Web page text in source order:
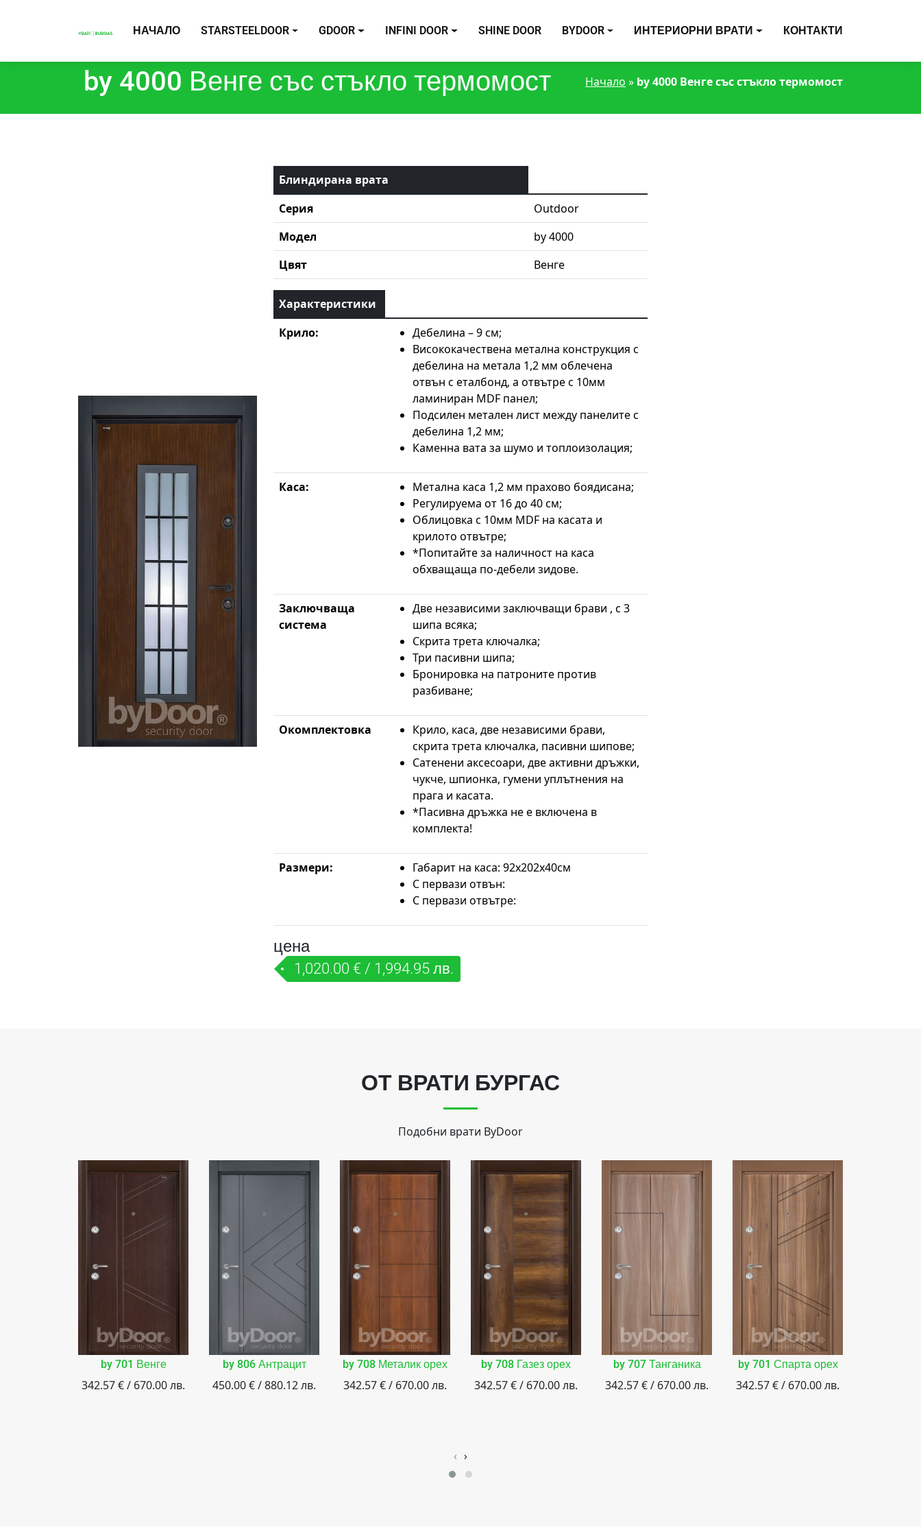
НАЧАЛО STARSTEELDOOR GDOOR INFINI DOOR SHINE DOOR BYDOOR ИНТЕРИОРНИ ВРАТИ КОНТАКТИ
by 4000 Венге със стъкло термомост Начало » by 4000 Венге със стъкло термомост
Блиндирана врата
Серия
Outdoor
Модел
by 4000
Цвят
Венге
Характеристики
Крило:
Дебелина – 9 см;
Висококачествена метална конструкция с
дебелина на метала 1,2 мм облечена
отвън с еталбонд, а отвътре с 10мм
ламиниран MDF панел;
Подсилен метален лист между панелите с
дебелина 1,2 мм;
Каменна вата за шумо и топлоизолация;
Каса:
Метална каса 1,2 мм прахово боядисана;
Регулируема от 16 до 40 см;
Облицовка с 10мм MDF на касата и
крилото отвътре;
*Попитайте за наличност на каса
обхващаща по-дебели зидове.
Заключваща
система
Две независими заключващи брави , с 3
шипа всяка;
Скрита трета ключалка;
Три пасивни шипа;
Бронировка на патроните против
разбиване;
Окомплектовка
Крило, каса, две независими брави,
скрита трета ключалка, пасивни шипове;
Сатенени аксесоари, две активни дръжки,
чукче, шпионка, гумени уплътнения на
прага и касата.
*Пасивна дръжка не е включена в
комплекта!
Размери:
Габарит на каса: 92х202х40см
С первази отвън:
С первази отвътре:
цена
1,020.00 € / 1,994.95 лв.
ОТ ВРАТИ БУРГАС
Подобни врати ByDoor
by 701 Венге
342.57 € / 670.00 лв.
by 806 Антрацит
450.00 € / 880.12 лв.
by 708 Металик орех
342.57 € / 670.00 лв.
by 708 Газез орех
342.57 € / 670.00 лв.
by 707 Танганика
342.57 € / 670.00 лв.
by 701 Спарта орех
342.57 € / 670.00 лв.
‹ ›